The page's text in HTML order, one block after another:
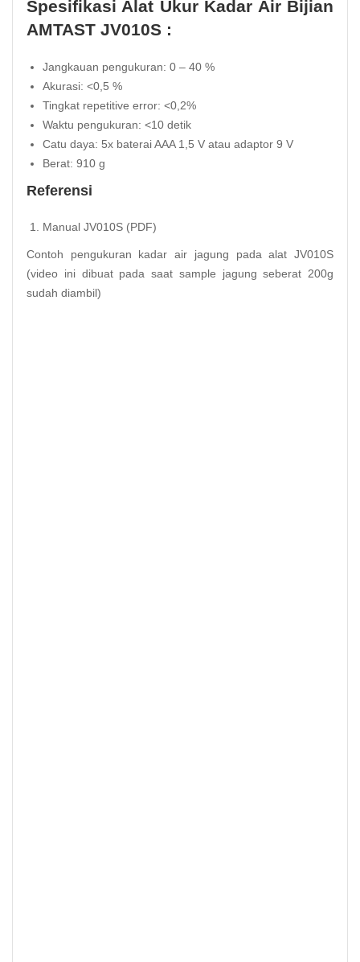
Spesifikasi Alat Ukur Kadar Air Bijian
AMTAST JV010S :
Jangkauan pengukuran: 0 – 40 %
Akurasi: <0,5 %
Tingkat repetitive error: <0,2%
Waktu pengukuran: <10 detik
Catu daya: 5x baterai AAA 1,5 V atau adaptor 9 V
Berat: 910 g
Referensi
Manual JV010S (PDF)
Contoh pengukuran kadar air jagung pada alat JV010S
(video ini dibuat pada saat sample jagung seberat 200g
sudah diambil)